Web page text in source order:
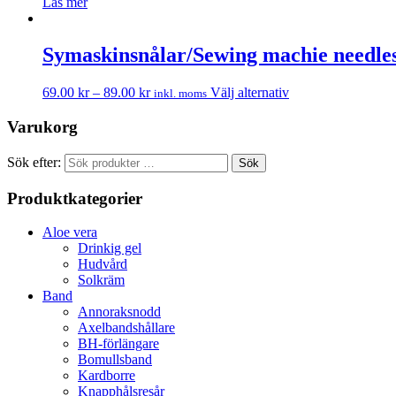
Symaskinsnålar/Sewing machie
69.00 kr– 89.00 kr inkl. moms Välj alternativ
Varukorg
Sök efter: Sök
Produktkategorier
Aloe vera
Drinkig gel
Hudvård
Solkräm
Band
Annoraksnodd
Axelbandshållare
BH-förlängare
Bomullsband
Kardborre
Knapphålsresår